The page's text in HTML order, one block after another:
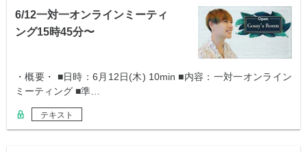
6/12一対一オンラインミーティ
ング15時45分〜
・概要・ ■日時：6月12日(木) 10min ■内容：一対一オンライン
ミーティング ■準…
テキスト